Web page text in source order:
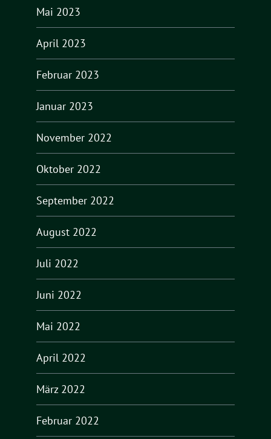
Mai 2023
April 2023
Februar 2023
Januar 2023
November 2022
Oktober 2022
September 2022
August 2022
Juli 2022
Juni 2022
Mai 2022
April 2022
März 2022
Februar 2022